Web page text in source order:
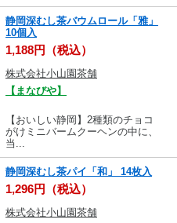
静岡深むし茶バウムロール「雅」
10個入
1,188円（税込）
株式会社小山園茶舗
【まなびや】
【おいしい静岡】2種類のチョコ
がけミニバームクーヘンの中に、
当...
静岡深むし茶パイ「和」 14枚入
1,296円（税込）
株式会社小山園茶舗